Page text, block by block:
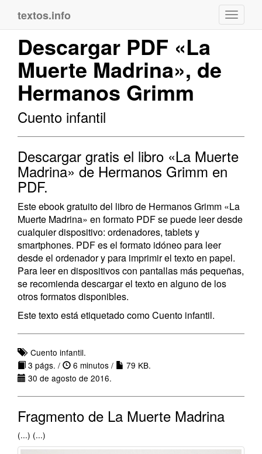
textos.info
Descargar PDF «La
Muerte Madrina», de
Hermanos Grimm
Cuento infantil
Descargar gratis el libro «La Muerte
Madrina» de Hermanos Grimm en
PDF.
Este ebook gratuito del libro de Hermanos Grimm «La
Muerte Madrina» en formato PDF se puede leer desde
cualquier dispositivo: ordenadores, tablets y
smartphones. PDF es el formato idóneo para leer
desde el ordenador y para imprimir el texto en papel.
Para leer en dispositivos con pantallas más pequeñas,
se recomienda descargar el texto en alguno de los
otros formatos disponibles.
Este texto está etiquetado como Cuento infantil.
Cuento infantil.
3 págs. /
6 minutos /
79 KB.
30 de agosto de 2016.
Fragmento de La Muerte Madrina
(...) (...)